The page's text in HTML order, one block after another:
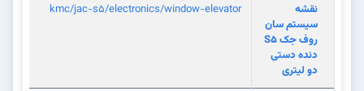
نقشه
سیستم سان
روف جک S5
دنده دستی
دو لیتری
kmc/jac-s5/electronics/window-elevator